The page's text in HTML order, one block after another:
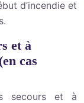
d’incendie et
et à
cas
secours et à